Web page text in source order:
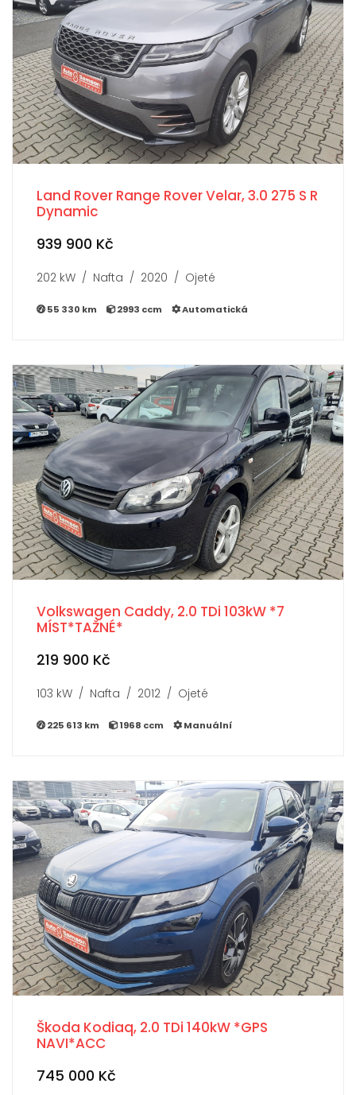
Land Rover Range Rover Velar, 3.0 275 S R
Dynamic
939 900 Kč
202 kW / Nafta / 2020 / Ojeté
55 330 km 2993 ccm Automatická
Volkswagen Caddy, 2.0 TDi 103kW *7
MÍST*TAŽNÉ*
219 900 Kč
103 kW / Nafta / 2012 / Ojeté
225 613 km 1968 ccm Manuální
Škoda Kodiaq, 2.0 TDi 140kW *GPS
NAVI*ACC
745 000 Kč